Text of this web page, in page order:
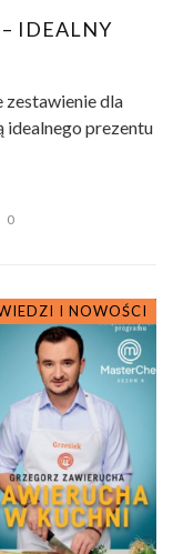
IDEALNY
zestawienie dla
prezentu
0
I NOWOŚCI